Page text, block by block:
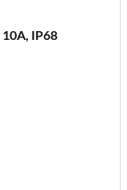
IP68